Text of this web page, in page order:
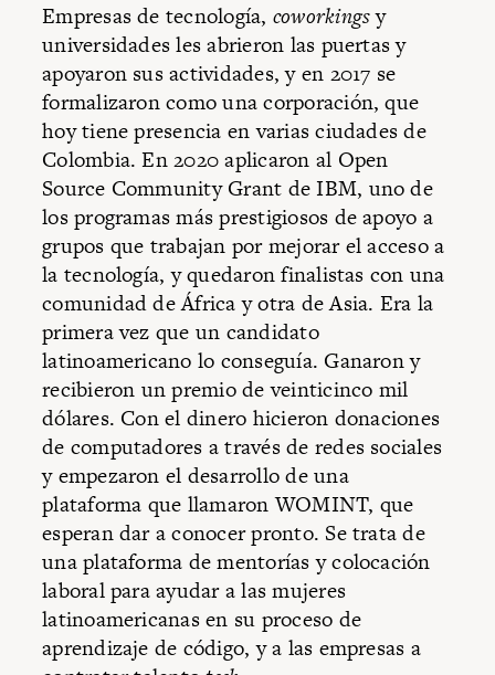
Empresas de tecnología, coworkingsy
universidades les abrieron las puertas y
apoyaron sus actividades, y en 2017 se
formalizaron como una corporación, que
hoy tiene presencia en varias ciudades de
Colombia. En 2020 aplicaron al Open
Source Community Grant de IBM, uno de
los programas más prestigiosos de apoyo a
grupos que trabajan por mejorar el acceso a
la tecnología, y quedaron finalistas con una
comunidad de África y otra de Asia. Era la
primera vez que un candidato
latinoamericano lo conseguía. Ganaron y
recibieron un premio de veinticinco mil
dólares. Con el dinero hicieron donaciones
de computadores a través de redes sociales
y empezaron el desarrollo de una
plataforma que llamaron WOMINT, que
esperan dar a conocer pronto. Se trata de
una plataforma de mentorías y colocación
laboral para ayudar a las mujeres
latinoamericanas en su proceso de
aprendizaje de código, y a las empresas a